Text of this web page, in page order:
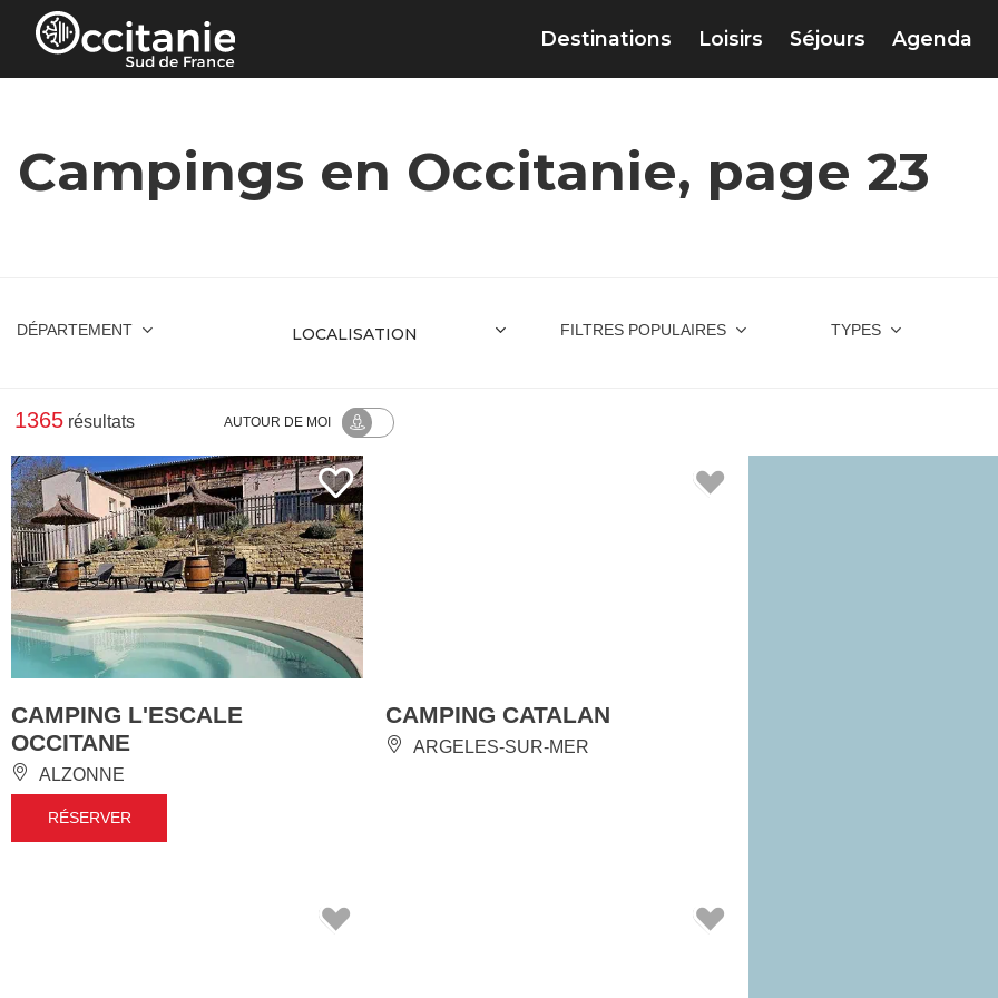
Panneau de gestion des cookies
Destinations Loisirs Séjours Agenda
Campings en Occitanie, page 23
DÉPARTEMENT FILTRES POPULAIRES TYPES
1365 résultats AUTOUR DE MOI
CAMPING L'ESCALE
OCCITANE
ALZONNE
RÉSERVER
CAMPING CATALAN
ARGELES-SUR-MER